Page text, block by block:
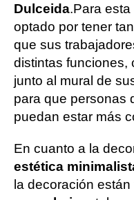
Dulceida.Para
optado por tener
que sus
distintas funciones,
junto al mural de
para que personas
puedan estar más
En cuanto a la
estética
la decoración